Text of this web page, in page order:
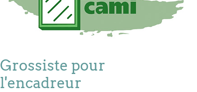
Grossiste pour
l'encadreur